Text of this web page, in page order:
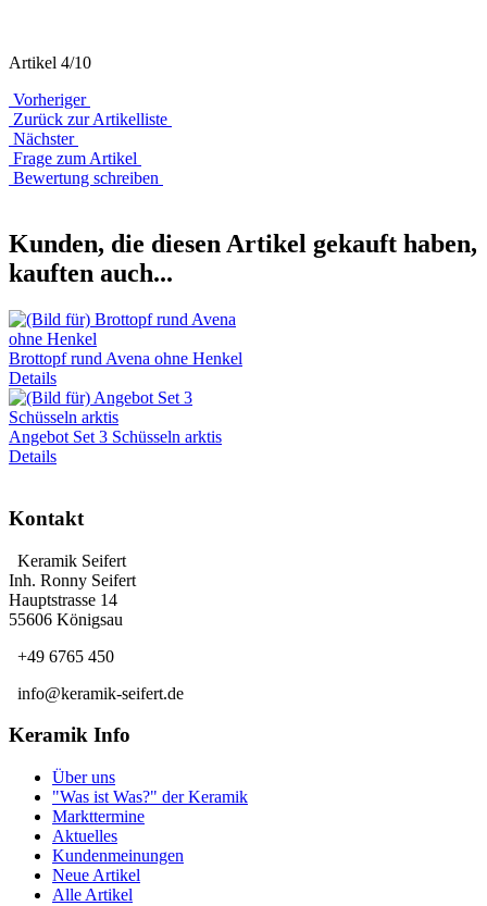
Artikel 4/10
Vorheriger
Zurück zur Artikelliste
Nächster
Frage zum Artikel
Bewertung schreiben
Kunden, die diesen Artikel gekauft haben,
kauften auch...
Brottopf rund Avena ohne Henkel
Details
Angebot Set 3 Schüsseln arktis
Details
Kontakt
Keramik Seifert
Inh. Ronny Seifert
Hauptstrasse 14
55606 Königsau
+49 6765 450
info@keramik-seifert.de
Keramik Info
Über uns
"Was ist Was?" der Keramik
Markttermine
Aktuelles
Kundenmeinungen
Neue Artikel
Alle Artikel